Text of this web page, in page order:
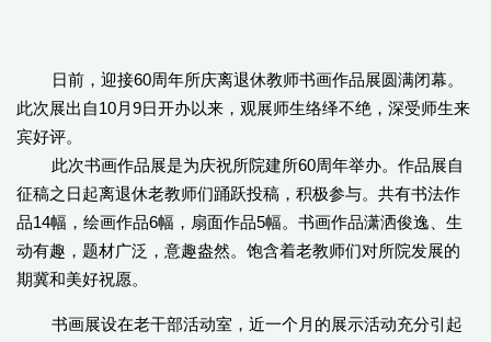
日前，迎接60周年所庆离退休教师书画作品展圆满闭幕。
此次展出自10月9日开办以来，观展师生络绎不绝，深受师生来
宾好评。
此次书画作品展是为庆祝所院建所60周年举办。作品展自
征稿之日起离退休老教师们踊跃投稿，积极参与。共有书法作
品14幅，绘画作品6幅，扇面作品5幅。书画作品潇洒俊逸、生
动有趣，题材广泛，意趣盎然。饱含着老教师们对所院发展的
期冀和美好祝愿。
书画展设在老干部活动室，近一个月的展示活动充分引起